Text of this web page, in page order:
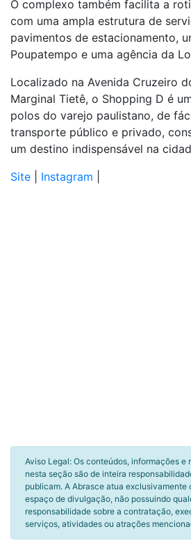
O complexo também facilita a
com uma ampla estrutura de
pavimentos de estacionamento,
Poupatempo e uma agência da
Localizado na Avenida Cruzeiro
Marginal Tietê, o Shopping D é
polos do varejo paulistano, de
transporte público e privado,
um destino indispensável na
Site
Instagram
Aviso Legal: Os conteúdos, informações e
nesta seção são de inteira
publicam. A Abrasce atua
espaço de divulgação, não possuindo
responsabilidade sobre a contratação,
serviços, atividades ou atrações